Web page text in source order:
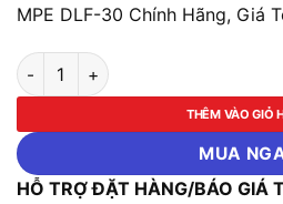
MPE DLF-30 Chính Hãng, Giá
LED Downlight Âm Trần Nhôm
THÊM VÀO GIỎ
MUA
HỖ TRỢ ĐẶT HÀNG/BÁO